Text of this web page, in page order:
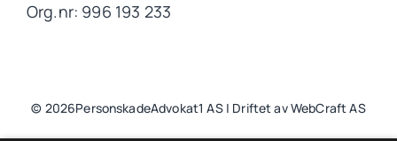
Org.nr: 996 193 233
© 2026PersonskadeAdvokat1 AS | Driftet av WebCraft AS